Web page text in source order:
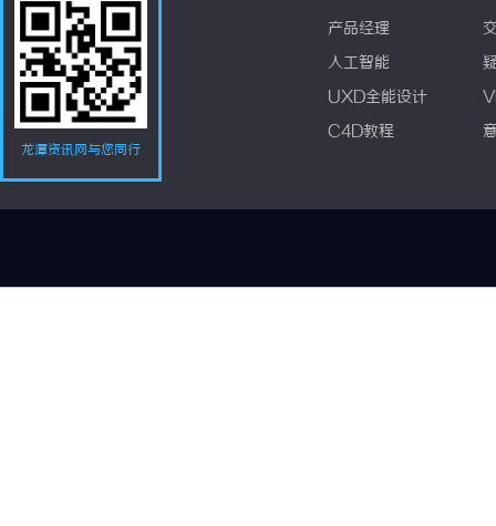
龙潭资讯网与您同行
产品经理
人工智能
UXD全能设计
C4D教程